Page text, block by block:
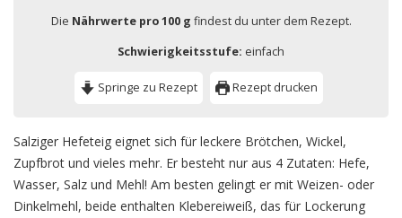
Die Nährwerte pro 100 g findest du unter dem Rezept.
Schwierigkeitsstufe: einfach
Springe zu Rezept Rezept drucken
Salziger Hefeteig eignet sich für leckere Brötchen, Wickel,
Zupfbrot und vieles mehr. Er besteht nur aus 4 Zutaten: Hefe,
Wasser, Salz und Mehl! Am besten gelingt er mit Weizen- oder
Dinkelmehl, beide enthalten Klebereiweiß, das für Lockerung